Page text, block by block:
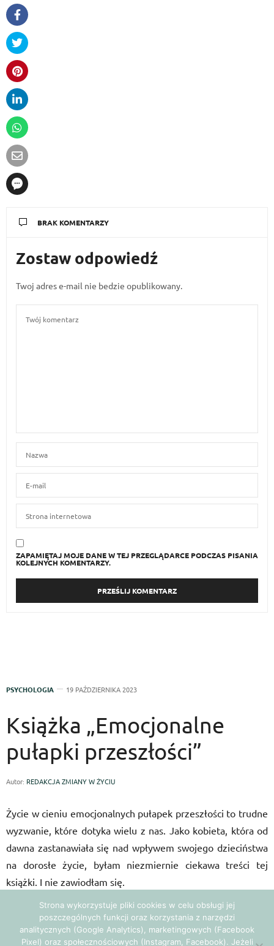
BRAK KOMENTARZY
Zostaw odpowiedź
Twoj adres e-mail nie bedzie opublikowany.
ZAPAMIĘTAJ MOJE DANE W TEJ PRZEGLĄDARCE PODCZAS PISANIA
KOLEJNYCH KOMENTARZY.
PSYCHOLOGIA 19 PAŹDZIERNIKA 2023
Książka „Emocjonalne
pułapki przeszłości”
Autor: REDAKCJA ZMIANY W ŻYCIU
Życie w cieniu emocjonalnych pułapek przeszłości to trudne
wyzwanie, które dotyka wielu z nas. Jako kobieta, która od
dawna zastanawiała się nad wpływem swojego dzieciństwa
na dorosłe życie, byłam niezmiernie ciekawa treści tej
książki. I nie zawiodłam się.
Recenzja książki
„Emocjonalne pułapki
Strona wykorzystuje pliki cookies w celu obsługi jej
poszczególnych funkcji oraz korzystania z narzędzi
analitycznych (Google Analytics), marketingowych (Facebook
Pixel) oraz społecznościowych (Instagram, Facebook). Jeżeli